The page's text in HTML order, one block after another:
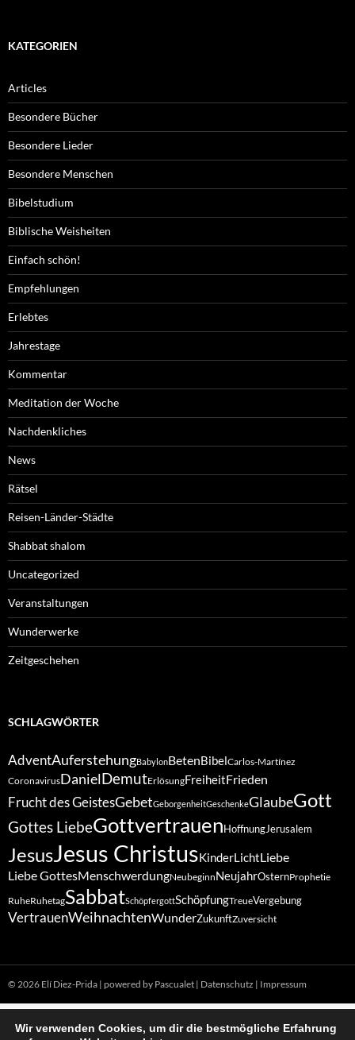
KATEGORIEN
Articles
Besondere Bücher
Besondere Lieder
Besondere Menschen
Bibelstudium
Biblische Weisheiten
Einfach schön!
Empfehlungen
Erlebtes
Jahrestage
Kommentar
Meditation der Woche
Nachdenkliches
News
Rätsel
Reisen-Länder-Städte
Shabbat shalom
Uncategorized
Veranstaltungen
Wunderwerke
Zeitgeschehen
SCHLAGWÖRTER
AdventAuferstehungBabylonBetenBibelCarlos-Martínez
CoronavirusDanielDemutErlösungFreiheitFrieden
Frucht des GeistesGebetGeborgenheitGeschenkeGlaubeGott
Gottes LiebeGottvertrauenHoffnungJerusalem
JesusJesus ChristusKinderLichtLiebe
Liebe GottesMenschwerdungNeubeginnNeujahrOsternProphetie
RuheRuhetagSabbatSchöpfergottSchöpfungTreueVergebung
VertrauenWeihnachtenWunderZukunftZuversicht
© 2026 Elí Diez-Prida | powered by Pascualet | Datenschutz | Impressum
Wir verwenden Cookies, um dir die bestmögliche Erfahrung